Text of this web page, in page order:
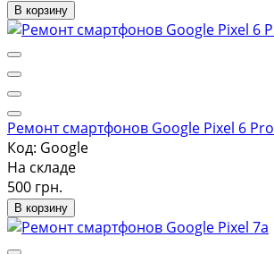
В корзину
Ремонт смартфонов Google Pixel 6 Pro
Код: Google
На складе
500 грн.
В корзину